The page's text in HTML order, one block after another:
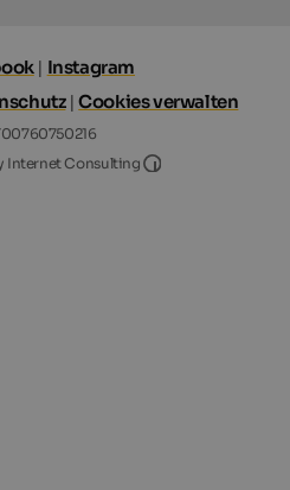
| Instagram
|Cookies verwalten
Internet Consulting
Internet